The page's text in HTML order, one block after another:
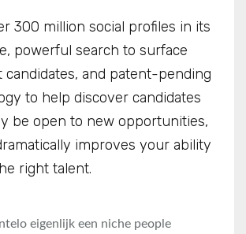
300 million social profiles in its
powerful search to surface
candidates, and patent-pending
to help discover candidates
be open to new opportunities,
improves your ability
right talent.
eigenlijk een niche people